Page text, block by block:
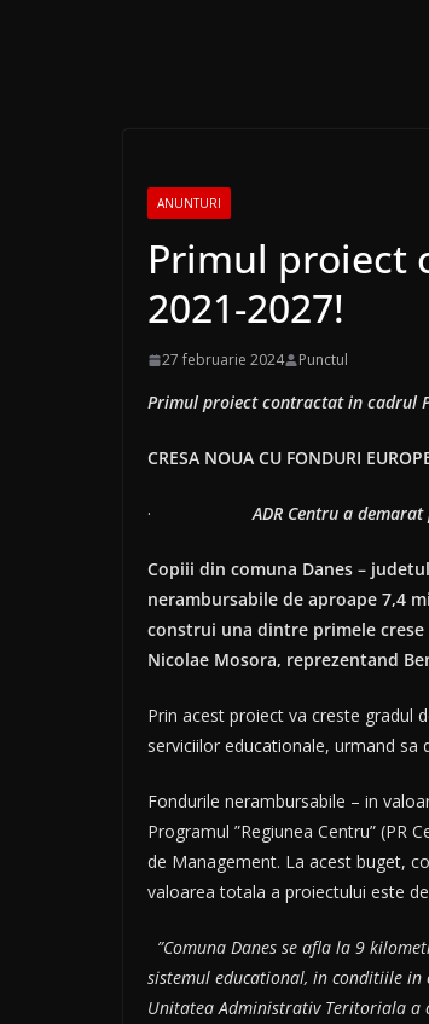
ANUNTURI
Primul proiect
2021-2027!
27 februarie 2024 Punctul
Primul proiect contractat in cadrul
CRESA NOUA CU FONDURI
·ADR Centru a
Copiii din comuna Danes –
nerambursabile de aproape 7,4
construi una dintre primele
Nicolae Mosora, reprezentand
Prin acest proiect va creste gradul
serviciilor educationale, urmand sa
Fondurile nerambursabile – in
Programul ”Regiunea Centru”
de Management. La acest buget,
valoarea totala a proiectului este
”Comuna Danes se afla la 9
sistemul educational, in conditiile
Unitatea Administrativ Teritoriala a